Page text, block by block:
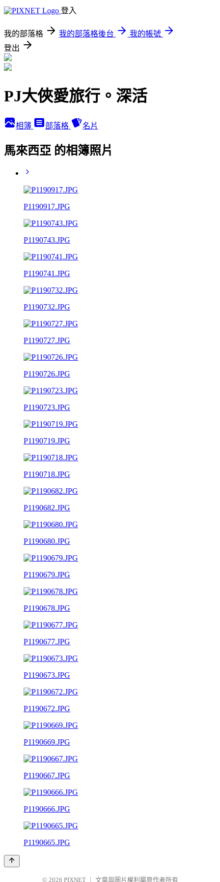
登入
我的部落格 我的部落格後台
我的帳號
登出
PJ大俠愛旅行。深活
相簿 部落格 名片
馬來西亞 的相簿照片
P1190917.JPG
P1190743.JPG
P1190741.JPG
P1190732.JPG
P1190727.JPG
P1190726.JPG
P1190723.JPG
P1190719.JPG
P1190718.JPG
P1190682.JPG
P1190680.JPG
P1190679.JPG
P1190678.JPG
P1190677.JPG
P1190673.JPG
P1190672.JPG
P1190669.JPG
P1190667.JPG
P1190666.JPG
P1190665.JPG
© 2026 PIXNET 文章與圖片權利屬原作者所有